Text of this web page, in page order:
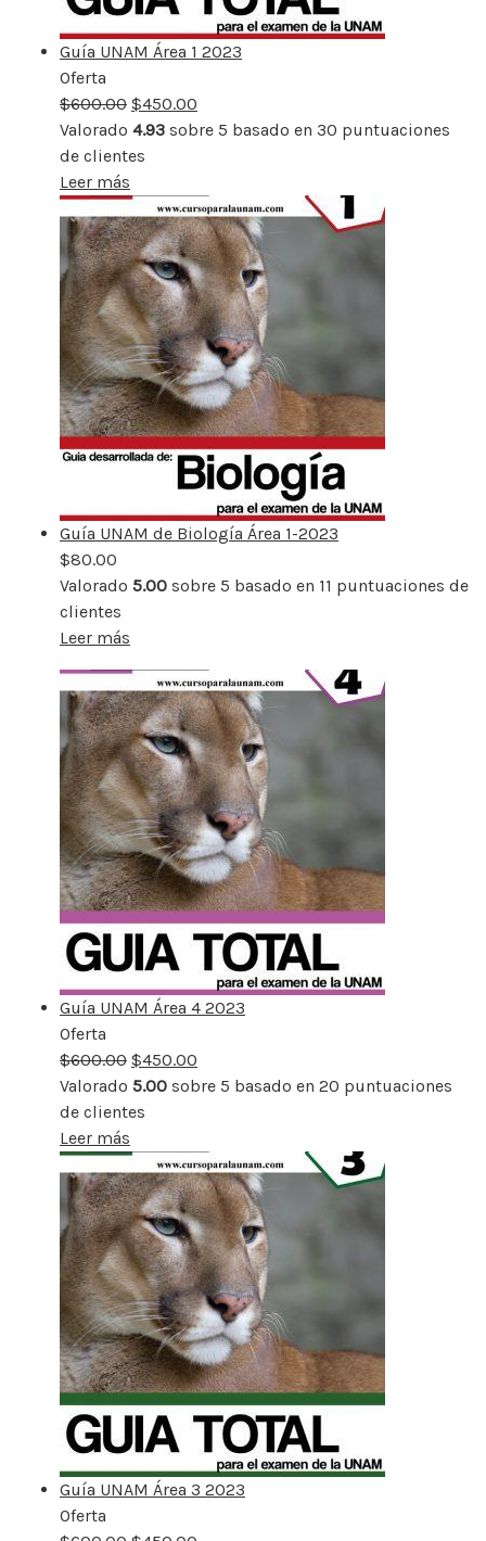
Guía UNAM Área 1 2023
Oferta
rebajado
$600.00 $450.00
Valorado 4.93 sobre 5 basado en 30 puntuaciones
de clientes
Leer más
Guía UNAM de Biología Área 1-2023
$80.00
Valorado 5.00 sobre 5 basado en 11 puntuaciones de
clientes
Leer más
Guía UNAM Área 4 2023
Oferta
rebajado
$600.00 $450.00
Valorado 5.00 sobre 5 basado en 20 puntuaciones
de clientes
Leer más
Guía UNAM Área 3 2023
Oferta